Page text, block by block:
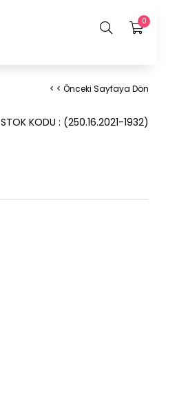
0
< < Önceki Sayfaya Dön
(250.16.2021-1932)
STOK KODU